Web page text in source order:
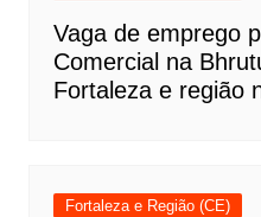
Vaga de emprego
Comercial na
Fortaleza e região
Fortaleza e Região (CE)